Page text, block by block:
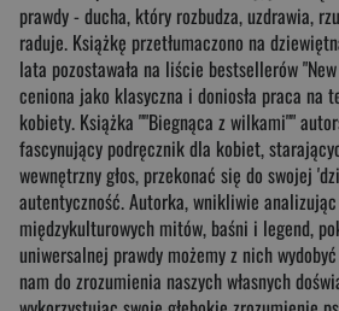
prawdy - ducha, który rozbudza, uzdrawia,
raduje. Książkę przetłumaczono na
lata pozostawała na liście bestsellerów
ceniona jako klasyczna i doniosła praca na
kobiety. Książka ""Biegnąca z wilkami""
fascynujący podręcznik dla kobiet,
wewnętrzny głos, przekonać się do swojej
autentyczność. Autorka, wnikliwie
międzykulturowych mitów, baśni i legend,
uniwersalnej prawdy możemy z nich
nam do zrozumienia naszych własnych